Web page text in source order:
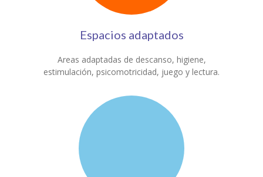
Espacios adaptados
Areas adaptadas de descanso, higiene,
estimulación, psicomotricidad, juego y lectura.